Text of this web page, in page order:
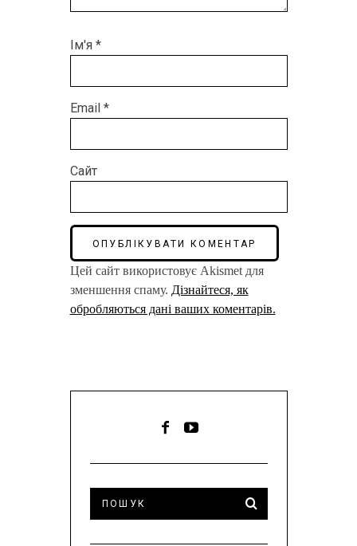
Ім'я *
Email *
Сайт
Цей сайт використовує Akismet для
зменшення спаму. Дізнайтеся, як
обробляються дані ваших коментарів.